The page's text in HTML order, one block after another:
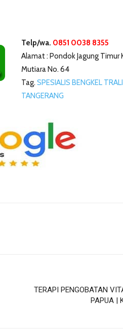
Telp/wa. 0851 0038 8355
Alamat : Pondok Jagung Timur
Mutiara No. 64
Tag. SPESIALIS BENGKEL
TANGERANG
TERAPI PENGOBATAN
PAPUA |